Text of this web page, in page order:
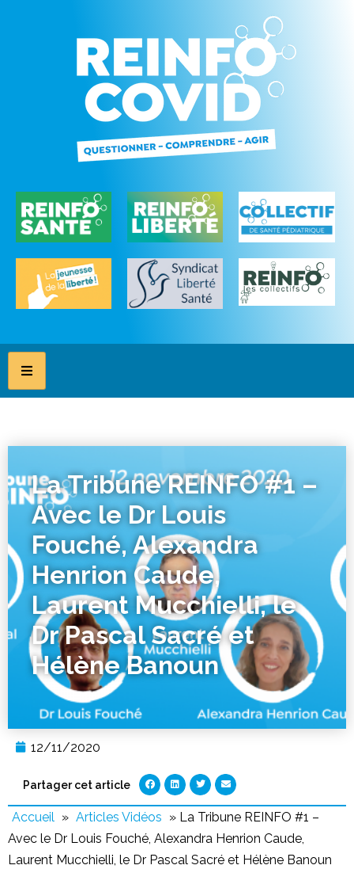
La Tribune REINFO #1 –
Avec le Dr Louis
Fouché, Alexandra
Henrion Caude,
Laurent Mucchielli, le
Dr Pascal Sacré et
Hélène Banoun
12/11/2020
Partager cet article
Accueil » Articles Vidéos » La Tribune REINFO #1 –
Avec le Dr Louis Fouché, Alexandra Henrion Caude,
Laurent Mucchielli, le Dr Pascal Sacré et Hélène Banoun